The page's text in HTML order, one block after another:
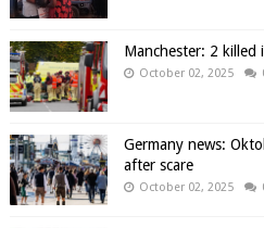
Manchester: 2 killed
October 02, 2025
Germany news:
after scare
October 02, 2025